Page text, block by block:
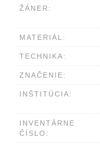
ŽÁNER:
MATERIÁL:
TECHNIKA:
ZNAČENIE:
INŠTITÚCIA:
INVENTÁRNE
ČÍSLO: